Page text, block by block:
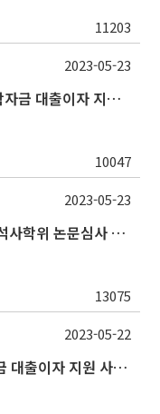
11203
2023년 상반기 익산시 대학(원)생 학자금 대출이자 지원사업 안내
10047
2023-05-23
[환경보건학과] 2023학년도 1학기 석사학위 논문심사 일정
13075
2023-05-23
전주시 2023년 상반기 대학생 학자금 대출이자 지원 사업 안내
2023-05-22